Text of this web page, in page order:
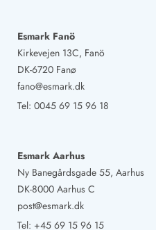
Esmark Fanö
Kirkevejen 13C, Fanö
DK-6720 Fanø
fano@esmark.dk
Tel: 0045 69 15 96 18
Esmark Aarhus
Ny Banegårdsgade 55, Aarhus
DK-8000 Aarhus C
post@esmark.dk
Tel: +45 69 15 96 15